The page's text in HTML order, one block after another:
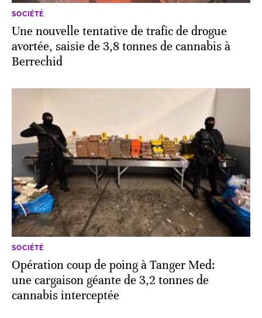
SOCIÉTÉ
Une nouvelle tentative de trafic de drogue
avortée, saisie de 3,8 tonnes de cannabis à
Berrechid
SOCIÉTÉ
Opération coup de poing à Tanger Med:
une cargaison géante de 3,2 tonnes de
cannabis interceptée